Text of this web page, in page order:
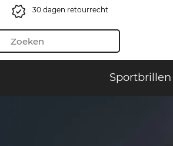
30 dagen retourrecht
Sportbrillen